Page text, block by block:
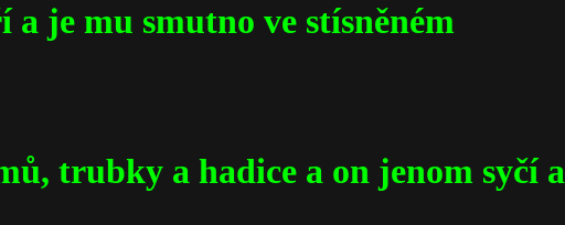
je mu smutno ve stísněném
trubky a hadice a on jenom syčí a